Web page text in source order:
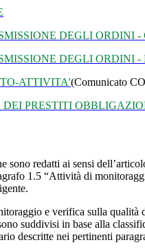
DEGLI ORDINI -
DEGLI ORDINI -
ATTIVITA'(Comunicato
PRESTITI
sono redatti ai sensi
1.5 “Attività di
e verifica sulla qualità
suddivisi in base alla
descritte nei pertinenti